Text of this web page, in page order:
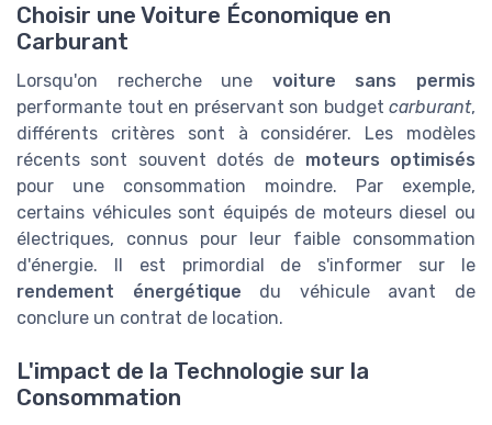
Choisir une Voiture Économique en
Carburant
Lorsqu'on recherche une voiture sans permis
performante tout en préservant son budget carburant,
différents critères sont à considérer. Les modèles
récents sont souvent dotés de moteurs optimisés
pour une consommation moindre. Par exemple,
certains véhicules sont équipés de moteurs diesel ou
électriques, connus pour leur faible consommation
d'énergie. Il est primordial de s'informer sur le
rendement énergétique du véhicule avant de
conclure un contrat de location.
L'impact de la Technologie sur la
Consommation